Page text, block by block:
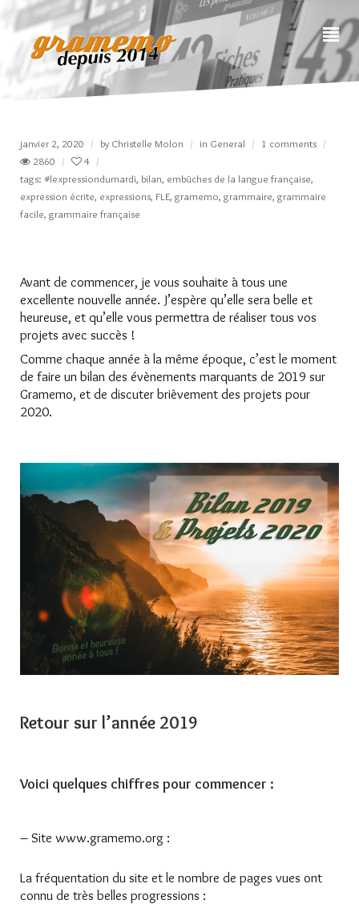
janvier 2, 2020 by Christelle Molon in General
1 comments
2860
4
tags: #lexpressiondumardi, bilan, embûches de la langue française,
expression écrite, expressions, FLE, gramemo, grammaire, grammaire
facile, grammaire française
Avant de commencer, je vous souhaite à tous une
excellente nouvelle année. J’espère qu’elle sera belle et
heureuse, et qu’elle vous permettra de réaliser tous vos
projets avec succès !
Comme chaque année à la même époque, c’est le moment
de faire un bilan des évènements marquants de 2019 sur
Gramemo, et de discuter brièvement des projets pour
2020.
Retour sur l’année 2019
Voici quelques chiffres pour commencer :
– Site www.gramemo.org :
La fréquentation du site et le nombre de pages vues ont
connu de très belles progressions :